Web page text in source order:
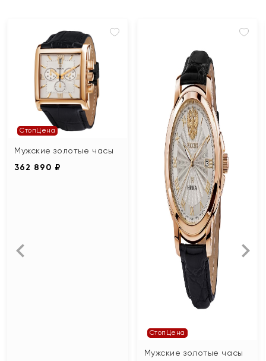
СтопЦена
Мужские золотые часы
362 890 ₽
СтопЦена
Мужские золотые часы